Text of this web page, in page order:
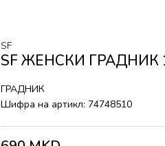
SF
SF ЖЕНСКИ ГРАДНИК
ГРАДНИК
Шифра на артикл: 74748510